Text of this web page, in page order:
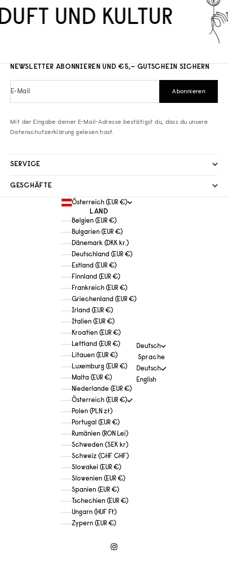
UND KULTUR
NEWSLETTER ABONNIEREN UND €5,– GUTSCHEIN SICHERN
E-Mail Abonnieren
Mit der Eingabe deiner E-Mail-Adresse bestätigst du, dass du unsere
Datenschutzerklärung gelesen hast.
SERVICE
GESCHÄFTE
Österreich (EUR €)
LAND
Belgien (EUR €)
Bulgarien (EUR €)
Dänemark (DKK kr.)
Deutschland (EUR €)
Estland (EUR €)
Finnland (EUR €)
Frankreich (EUR €)
Griechenland (EUR €)
Irland (EUR €)
Italien (EUR €)
Kroatien (EUR €)
Lettland (EUR €)
Litauen (EUR €)
Luxemburg (EUR €)
Malta (EUR €)
Niederlande (EUR €)
Österreich (EUR €)
Polen (PLN zł)
Portugal (EUR €)
Rumänien (RON Lei)
Schweden (SEK kr)
Schweiz (CHF CHF)
Slowakei (EUR €)
Slowenien (EUR €)
Spanien (EUR €)
Tschechien (EUR €)
Ungarn (HUF Ft)
Zypern (EUR €)
Deutsch
Sprache
Deutsch
English